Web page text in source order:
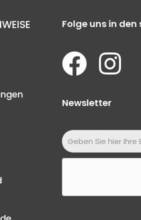
Folge uns in
Newsletter